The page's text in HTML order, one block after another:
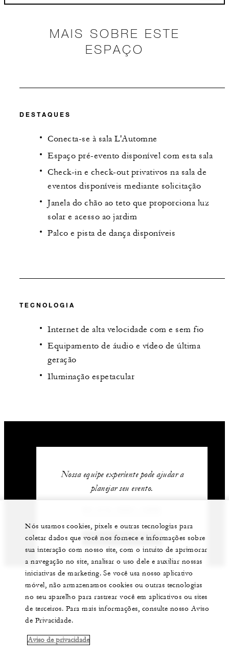
MAIS SOBRE ESTE
ESPAÇO
DESTAQUES
Conecta-se à sala L'Automne
Espaço pré-evento disponível com esta sala
Check-in e check-out privativos na sala de
eventos disponíveis mediante solicitação
Janela do chão ao teto que proporciona luz
solar e acesso ao jardim
Palco e pista de dança disponíveis
TECNOLOGIA
Internet de alta velocidade com e sem fio
Equipamento de áudio e vídeo de última
geração
Iluminação espetacular
Nossa equipe experiente pode ajudar a
planejar seu evento.
FALE CONOSCO
Nós usamos cookies, pixels e outras tecnologias para
coletar dados que você nos fornece e informações sobre
sua interação com nosso site, com o intuito de aprimorar
a navegação no site, analisar o uso dele e auxiliar nossas
iniciativas de marketing. Se você usa nosso aplicativo
móvel, não armazenamos cookies ou outras tecnologias
no seu aparelho para rastrear você em aplicativos ou sites
de terceiros. Para mais informações, consulte nosso Aviso
de Privacidade.
Aviso de privacidade